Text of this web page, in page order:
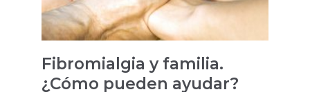
Fibromialgia y familia.
¿Cómo pueden ayudar?